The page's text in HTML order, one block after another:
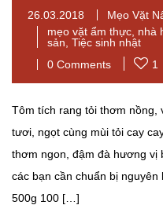
26.03.2018
Mẹo Vặt
mẹo vặt ẩm thực nhà
sản Tiệc sinh nhật
0 Comments
1
Tôm tích rang tỏi thơm nồng,
tươi, ngọt cùng mùi tỏi cay
thơm ngon, đậm đà hương vị
các bạn cần chuẩn bị
500g 100 […]